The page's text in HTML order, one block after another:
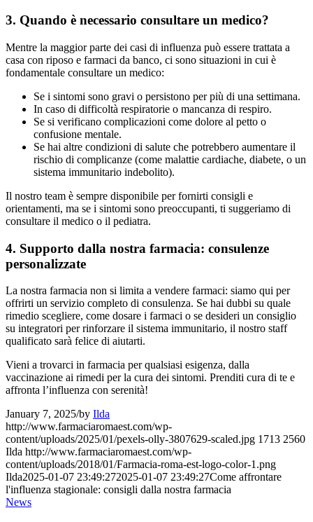
3. Quando è necessario consultare un medico?
Mentre la maggior parte dei casi di influenza può essere trattata a
casa con riposo e farmaci da banco, ci sono situazioni in cui è
fondamentale consultare un medico:
Se i sintomi sono gravi o persistono per più di una settimana.
In caso di difficoltà respiratorie o mancanza di respiro.
Se si verificano complicazioni come dolore al petto o
confusione mentale.
Se hai altre condizioni di salute che potrebbero aumentare il
rischio di complicanze (come malattie cardiache, diabete, o un
sistema immunitario indebolito).
Il nostro team è sempre disponibile per fornirti consigli e
orientamenti, ma se i sintomi sono preoccupanti, ti suggeriamo di
consultare il medico o il pediatra.
4. Supporto dalla nostra farmacia: consulenze
personalizzate
La nostra farmacia non si limita a vendere farmaci: siamo qui per
offrirti un servizio completo di consulenza. Se hai dubbi su quale
rimedio scegliere, come dosare i farmaci o se desideri un consiglio
su integratori per rinforzare il sistema immunitario, il nostro staff
qualificato sarà felice di aiutarti.
Vieni a trovarci in farmacia per qualsiasi esigenza, dalla
vaccinazione ai rimedi per la cura dei sintomi. Prenditi cura di te e
affronta l’influenza con serenità!
January 7, 2025/by Ilda
http://www.farmaciaromaest.com/wp-
content/uploads/2025/01/pexels-olly-3807629-scaled.jpg 1713 2560
Ilda http://www.farmaciaromaest.com/wp-
content/uploads/2018/01/Farmacia-roma-est-logo-color-1.png
Ilda2025-01-07 23:49:272025-01-07 23:49:27Come affrontare
l'influenza stagionale: consigli dalla nostra farmacia
News